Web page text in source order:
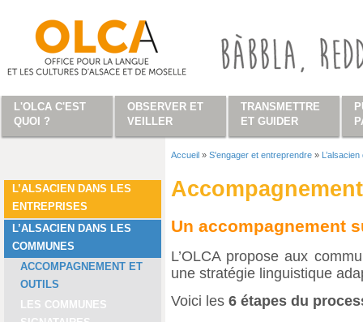
L’ALSACIEN DANS LES
ENTREPRISES
L’ALSACIEN DANS LES
COMMUNES
ACCOMPAGNEMENT ET
OUTILS
LES COMMUNES
Vous êtes ici
Accueil » S'engager et entreprendre »
Un accompagnement
L’OLCA propose aux
une stratégie linguistique
Voici les 6 étapes du
L'OLCA C'EST
QUOI ?
OBSERVER ET
VEILLER
TRANSMETTRE
ET GUIDER